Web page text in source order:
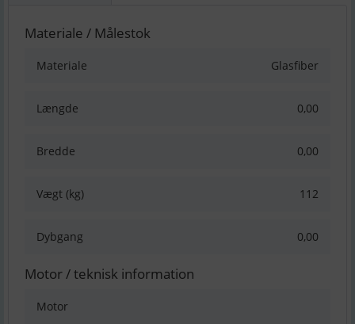
Materiale / Målestok
Materiale Glasfiber
Længde 0,00
Bredde 0,00
Vægt (kg) 112
Dybgang 0,00
Motor / teknisk information
Motor